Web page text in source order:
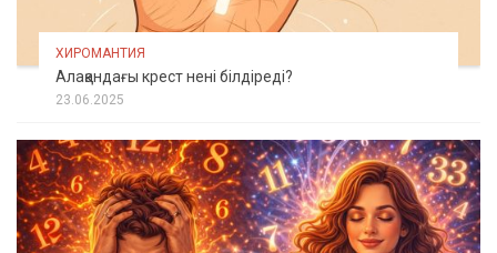
ХИРОМАНТИЯ
Алақандағы крест нені білдіреді?
23.06.2025